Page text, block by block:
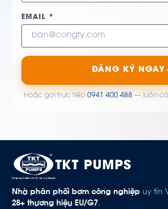
EMAIL *
ĐĂNG KÝ NGAY
Hoặc gọi trực tiếp 0941 400 488— luôn có
TKT PUMPS
Nhà phân phối bơm công nghiệp uy tín
28+ thương hiệu EU/G7.